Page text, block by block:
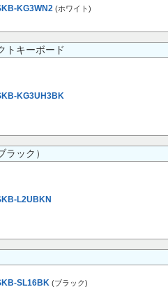
KG3WN2 (ホワイト)
トキーボード
KG3UH3BK
ラック）
L2UBKN
SL16BK (ブラック)